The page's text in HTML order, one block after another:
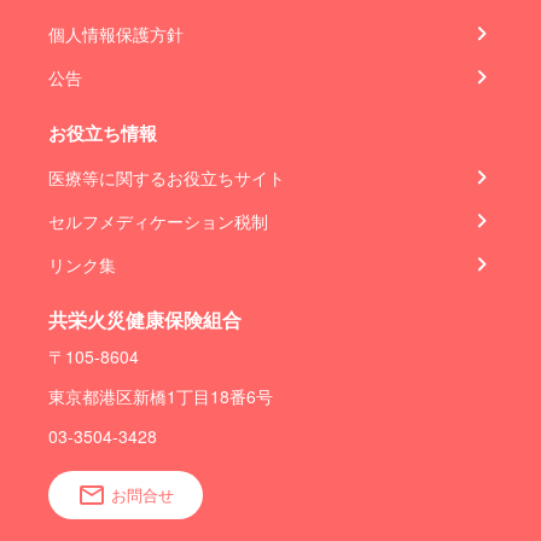
個人情報保護方針
公告
お役立ち情報
医療等に関するお役立ちサイト
セルフメディケーション税制
リンク集
共栄火災健康保険組合
〒105-8604
東京都港区新橋1丁目18番6号
03-3504-3428
お問合せ